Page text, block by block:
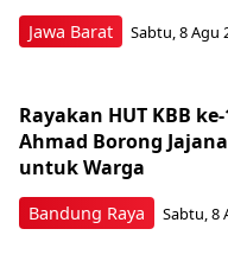
Jawa Barat Sabtu, 8 Agu
Bandung Raya
Rayakan HUT KBB
Ahmad Borong
untuk Warga
Sabtu, 8